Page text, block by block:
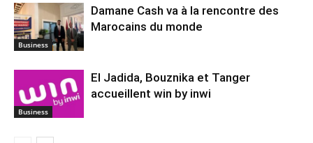
Business
Damane Cash va à la rencontre des
Marocains du monde
Business
El Jadida, Bouznika et Tanger
accueillent win by inwi